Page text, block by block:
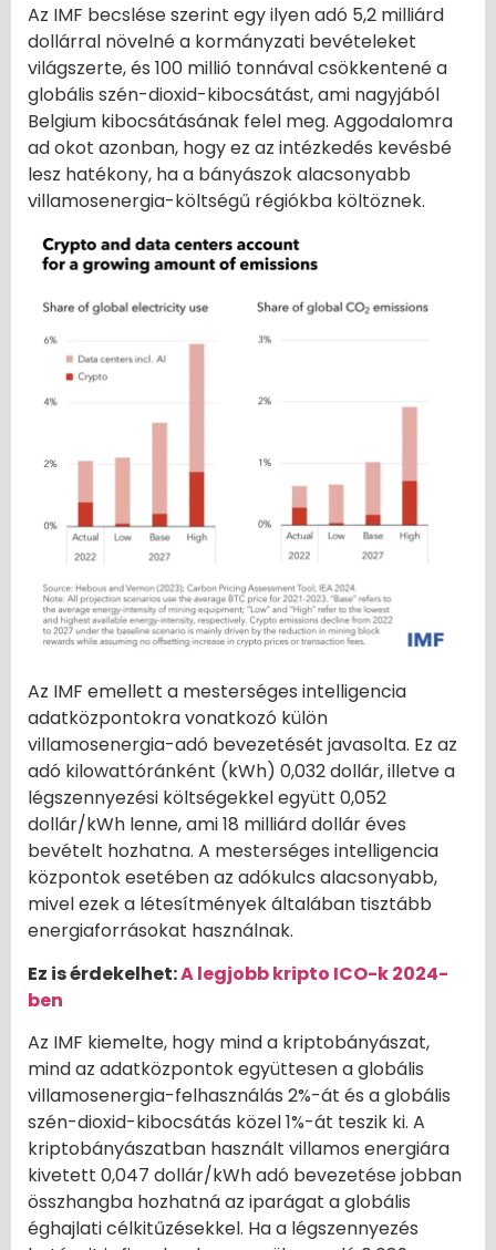
Az IMF becslése szerint egy ilyen adó 5,2 milliárd
dollárral növelné a kormányzati bevételeket
világszerte, és 100 millió tonnával csökkentené a
globális szén-dioxid-kibocsátást, ami nagyjából
Belgium kibocsátásának felel meg. Aggodalomra
ad okot azonban, hogy ez az intézkedés kevésbé
lesz hatékony, ha a bányászok alacsonyabb
villamosenergia-költségű régiókba költöznek.
Az IMF emellett a mesterséges intelligencia
adatközpontokra vonatkozó külön
villamosenergia-adó bevezetését javasolta. Ez az
adó kilowattóránként (kWh) 0,032 dollár, illetve a
légszennyezési költségekkel együtt 0,052
dollár/kWh lenne, ami 18 milliárd dollár éves
bevételt hozhatna. A mesterséges intelligencia
központok esetében az adókulcs alacsonyabb,
mivel ezek a létesítmények általában tisztább
energiaforrásokat használnak.
Ez is érdekelhet:A legjobb kripto ICO-k 2024-
ben
Az IMF kiemelte, hogy mind a kriptobányászat,
mind az adatközpontok együttesen a globális
villamosenergia-felhasználás 2%-át és a globális
szén-dioxid-kibocsátás közel 1%-át teszik ki. A
kriptobányászatban használt villamos energiára
kivetett 0,047 dollár/kWh adó bevezetése jobban
összhangba hozhatná az iparágat a globális
éghajlati célkitűzésekkel. Ha a légszennyezés